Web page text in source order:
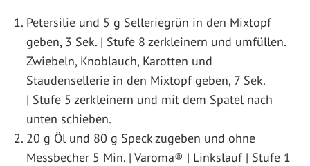
Petersilie und 5 g Selleriegrün in den Mixtopf
geben, 3 Sek. | Stufe 8 zerkleinern und umfüllen.
Zwiebeln, Knoblauch, Karotten und
Staudensellerie in den Mixtopf geben, 7 Sek.
| Stufe 5 zerkleinern und mit dem Spatel nach
unten schieben.
20 g Öl und 80 g Speck zugeben und ohne
Messbecher 5 Min. | Varoma® | Linkslauf | Stufe 1